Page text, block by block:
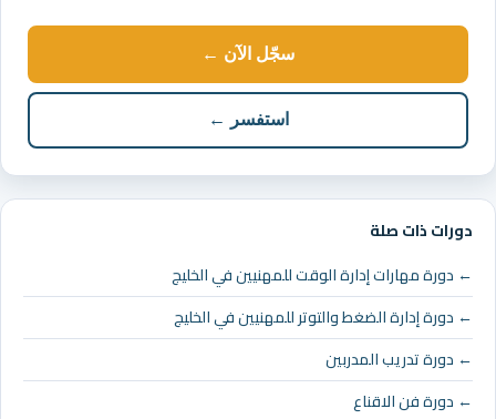
سجّل الآن ←
استفسر ←
دورات ذات صلة
← دورة مهارات إدارة الوقت للمهنيين في الخليج
← دورة إدارة الضغط والتوتر للمهنيين في الخليج
← دورة تدريب المدربين
← دورة فن الاقناع